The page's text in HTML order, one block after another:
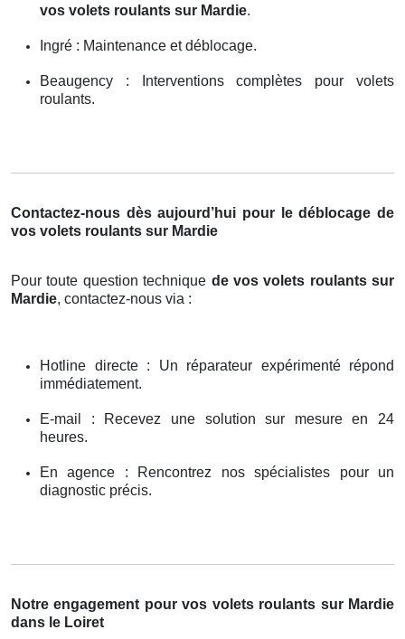
vos volets roulants sur Mardie.
Ingré : Maintenance et déblocage.
Beaugency : Interventions complètes pour volets
roulants.
Contactez-nous dès aujourd’hui pour le déblocage de
vos volets roulants sur Mardie
Pour toute question technique de vos volets roulants sur
Mardie, contactez-nous via :
Hotline directe : Un réparateur expérimenté répond
immédiatement.
E-mail : Recevez une solution sur mesure en 24
heures.
En agence : Rencontrez nos spécialistes pour un
diagnostic précis.
Notre engagement pour vos volets roulants sur Mardie
dans le Loiret